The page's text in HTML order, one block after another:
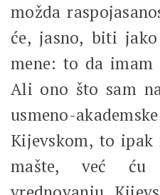
možda
će, jasno, biti
mene: to da imam
Ali ono što sam
usmeno-
Kijevskom, to
mašte, već ću